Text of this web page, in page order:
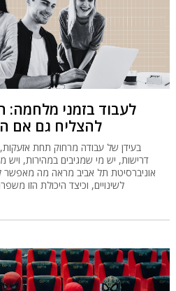
לעבוד בזמני מלחמה:
להצליח גם אם
בעידן של עבודה מרחוק תחת
דרישות, יש מי שמגיבים במהירות,
אוניברסיטת תל אביב מראה מה מאפשר
לשינויים, וכיצד היכולת הזו